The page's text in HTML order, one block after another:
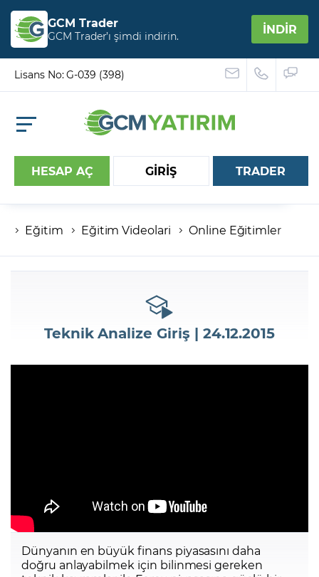
GCM Trader
GCM Trader’ı şimdi indirin. İNDİR
Lisans No: G-039 (398)
HESAP AÇ GİRİŞ
Hesap numaranız
Şifreniz
TRADER
Eğitim Eğitim Videolari Online Eğitimler
Teknik Analize Giriş | 24.12.2015
Dünyanın en büyük finans piyasasını daha
doğru anlayabilmek için bilinmesi gereken